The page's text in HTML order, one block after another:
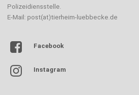
Polizeidiensstelle.
E-Mail: post(at)tierheim-luebbecke.de
Facebook
Instagram